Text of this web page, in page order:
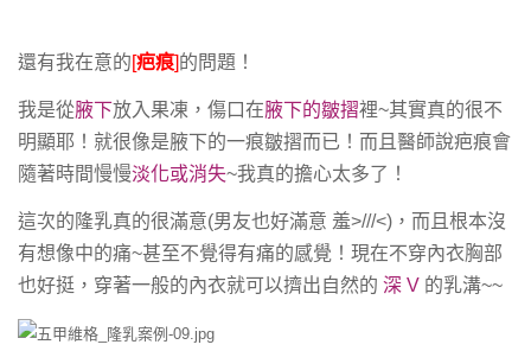
還有我在意的[疤痕]的問題！
我是從腋下放入果凍，傷口在腋下的皺摺裡~其實真的很不
明顯耶！就很像是腋下的一痕皺摺而已！而且醫師說疤痕會
隨著時間慢慢淡化或消失~我真的擔心太多了！
這次的隆乳真的很滿意(男友也好滿意 羞>///<) ，而且根本沒
有想像中的痛~甚至不覺得有痛的感覺！現在不穿內衣胸部
也好挺，穿著一般的內衣就可以擠出自然的 深 V 的乳溝~~